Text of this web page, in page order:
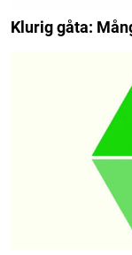
Klurig gåta: